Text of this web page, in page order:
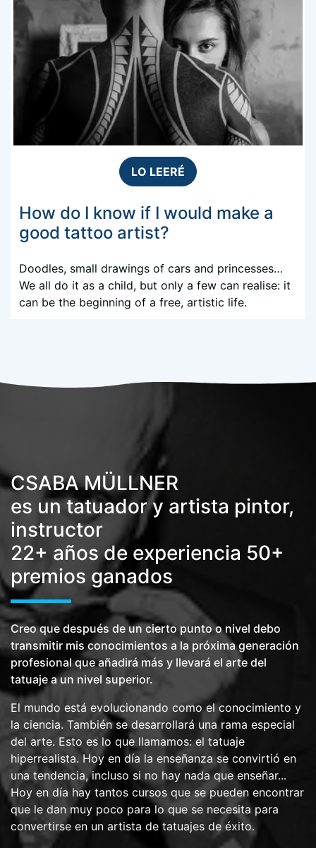
LO LEERÉ
How do I know if I would make a
good tattoo artist?
Doodles, small drawings of cars and princesses…
We all do it as a child, but only a few can realise: it
can be the beginning of a free, artistic life.
CSABA MÜLLNER
es un tatuador y artista pintor,
instructor
22+ años de experiencia 50+
premios ganados
Creo que después de un cierto punto o nivel debo
transmitir mis conocimientos a la próxima generación
profesional que añadirá más y llevará el arte del
tatuaje a un nivel superior.
El mundo está evolucionando como el conocimiento y
la ciencia. También se desarrollará una rama especial
del arte. Esto es lo que llamamos: el tatuaje
hiperrealista. Hoy en día la enseñanza se convirtió en
una tendencia, incluso si no hay nada que enseñar...
Hoy en día hay tantos cursos que se pueden encontrar
que le dan muy poco para lo que se necesita para
convertirse en un artista de tatuajes de éxito.